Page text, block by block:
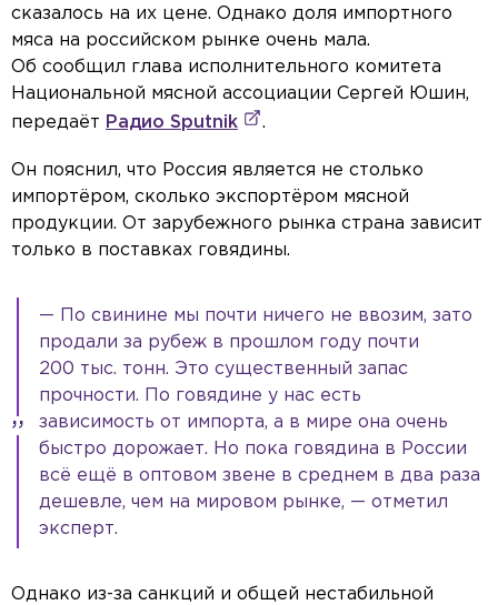
сказалось на их цене. Однако доля импортного
мяса на российском рынке очень мала.
Об сообщил глава исполнительного комитета
Национальной мясной ассоциации Сергей Юшин,
передаёт Радио Sputnik .
Он пояснил, что Россия является не столько
импортёром, сколько экспортёром мясной
продукции. От зарубежного рынка страна зависит
только в поставках говядины.
— По свинине мы почти ничего не ввозим, зато
продали за рубеж в прошлом году почти
200 тыс. тонн. Это существенный запас
прочности. По говядине у нас есть
зависимость от импорта, а в мире она очень
быстро дорожает. Но пока говядина в России
всё ещё в оптовом звене в среднем в два раза
дешевле, чем на мировом рынке, — отметил
эксперт.
Однако из-за санкций и общей нестабильной